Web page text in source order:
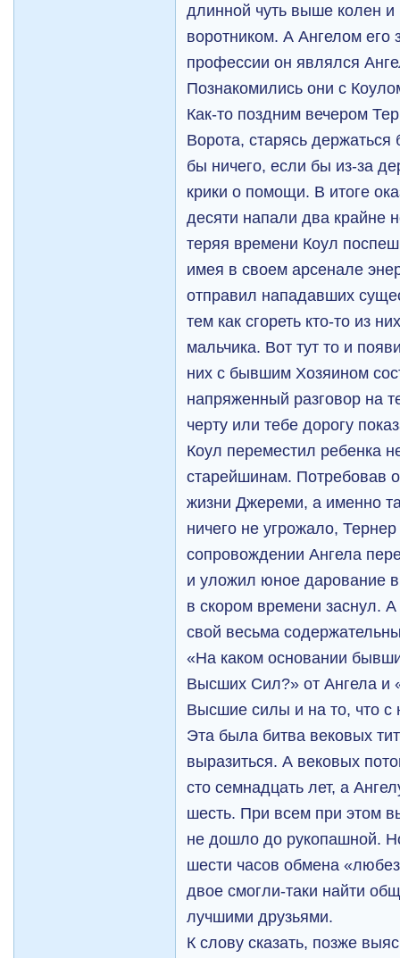
длинной чуть выше колен
воротником. А Ангелом его
профессии он являлся
Познакомились они с
Как-то поздним вечером
Ворота, старясь
бы ничего, если бы из-за
крики о помощи. В итоге
десяти напали два крайне
теряя времени Коул
имея в своем арсенале
отправил нападавших
тем как сгореть кто-то из
мальчика. Вот тут то и
них с бывшим Хозяином
напряженный разговор на
черту или тебе дорогу
Коул переместил ребенка
старейшинам. Потребовав
жизни Джереми, а именно
ничего не угрожало,
сопровождении Ангела
и уложил юное дарование
в скором времени заснул.
свой весьма
«На каком основании
Высших Сил?» от Ангела и
Высшие силы и на то, что с
Эта была битва вековых
выразиться. А вековых
сто семнадцать лет, а
шесть. При всем при этом
не дошло до рукопашной.
шести часов обмена
двое смогли-таки найти
лучшими друзьями.
К слову сказать, позже